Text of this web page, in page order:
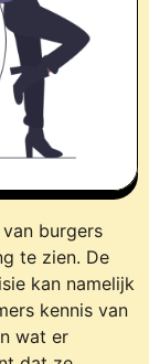
burgers
te zien. De
kan namelijk
kennis van
wat er